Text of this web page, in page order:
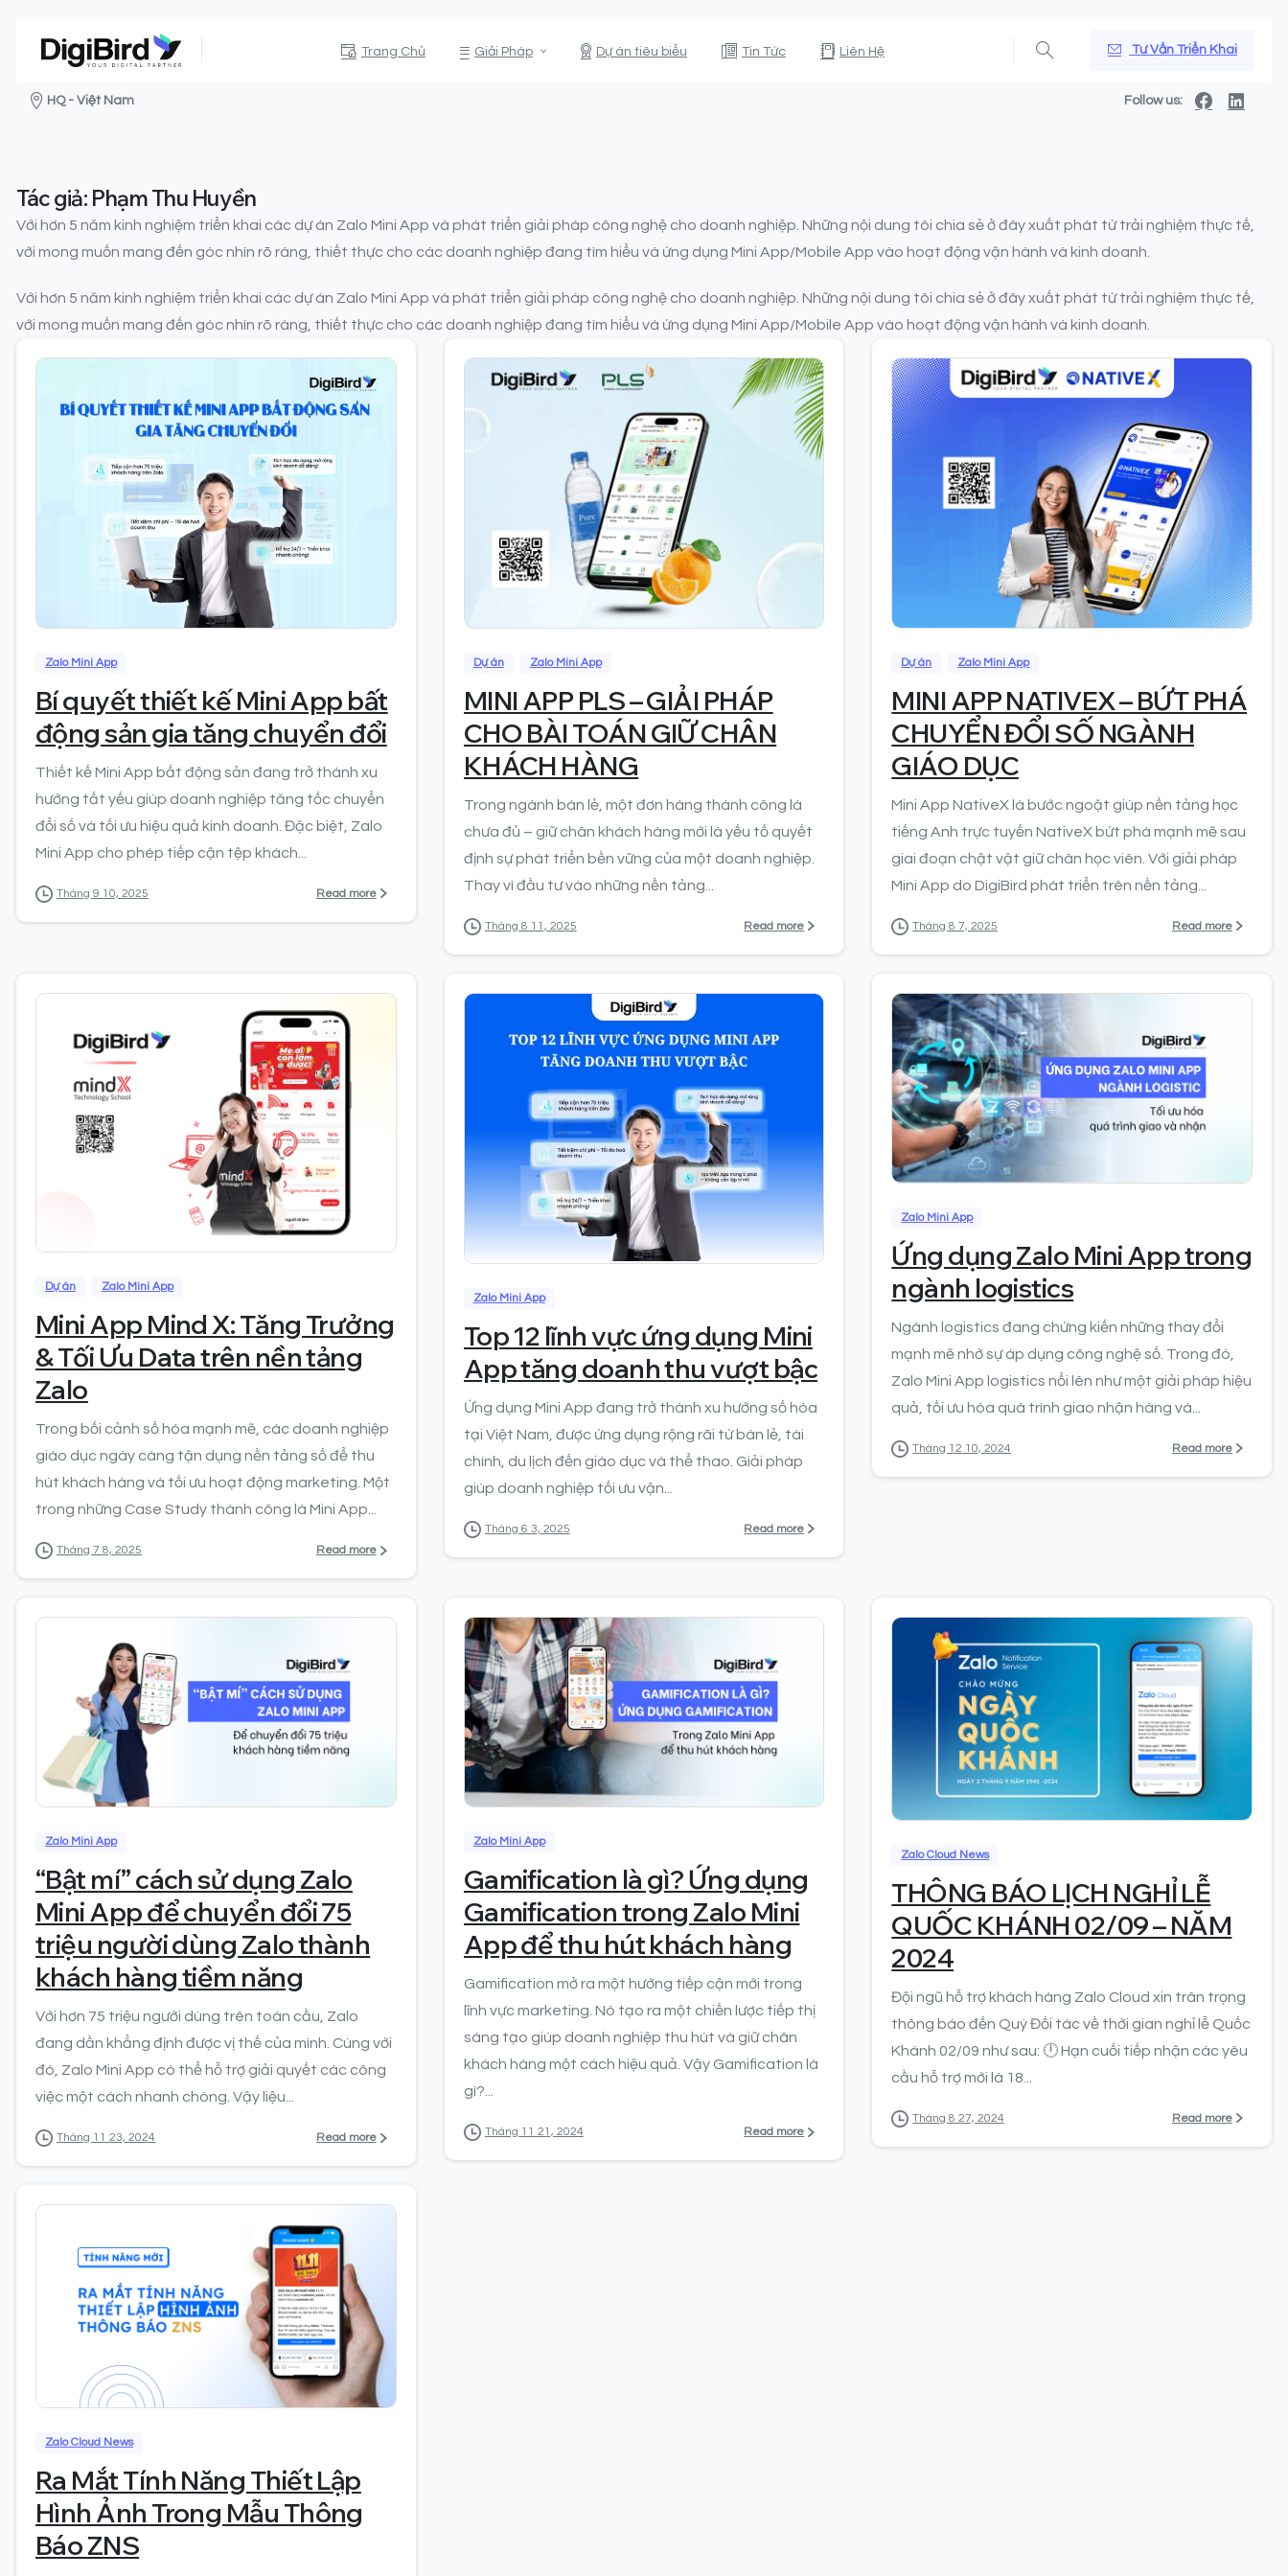
Trang Chủ Giải Pháp Dự án tiêu biểu Tin Tức Liên Hệ Tư Vấn Triển Khai
HQ - Việt Nam Follow us:
Tác giả: Phạm Thu Huyền
Với hơn 5 năm kinh nghiệm triển khai các dự án Zalo Mini App và phát triển giải pháp công nghệ cho doanh nghiệp. Những nội dung tôi chia sẻ ở đây xuất phát từ trải nghiệm thực tế,
với mong muốn mang đến góc nhìn rõ ràng, thiết thực cho các doanh nghiệp đang tìm hiểu và ứng dụng Mini App/Mobile App vào hoạt động vận hành và kinh doanh.
Với hơn 5 năm kinh nghiệm triển khai các dự án Zalo Mini App và phát triển giải pháp công nghệ cho doanh nghiệp. Những nội dung tôi chia sẻ ở đây xuất phát từ trải nghiệm thực tế,
với mong muốn mang đến góc nhìn rõ ràng, thiết thực cho các doanh nghiệp đang tìm hiểu và ứng dụng Mini App/Mobile App vào hoạt động vận hành và kinh doanh.
Zalo Mini App
Bí quyết thiết kế Mini App bất
động sản gia tăng chuyển đổi
Thiết kế Mini App bất động sản đang trở thành xu
hướng tất yếu giúp doanh nghiệp tăng tốc chuyển
đổi số và tối ưu hiệu quả kinh doanh. Đặc biệt, Zalo
Mini App cho phép tiếp cận tệp khách...
Tháng 9 10, 2025 Read more
Dự án Zalo Mini App
MINI APP PLS – GIẢI PHÁP
CHO BÀI TOÁN GIỮ CHÂN
KHÁCH HÀNG
Trong ngành bán lẻ, một đơn hàng thành công là
chưa đủ – giữ chân khách hàng mới là yếu tố quyết
định sự phát triển bền vững của một doanh nghiệp.
Thay vì đầu tư vào những nền tảng...
Tháng 8 11, 2025 Read more
0
Dự án Zalo Mini App
MINI APP NATIVEX – BỨT PHÁ
CHUYỂN ĐỔI SỐ NGÀNH
GIÁO DỤC
Mini App NativeX là bước ngoặt giúp nền tảng học
tiếng Anh trực tuyến NativeX bứt phá mạnh mẽ sau
giai đoạn chật vật giữ chân học viên. Với giải pháp
Mini App do DigiBird phát triển trên nền tảng...
Tháng 8 7, 2025 Read more
Dự án Zalo Mini App
Mini App Mind X: Tăng Trưởng
& Tối Ưu Data trên nền tảng
Zalo
Trong bối cảnh số hóa mạnh mẽ, các doanh nghiệp
giáo dục ngày càng tận dụng nền tảng số để thu
hút khách hàng và tối ưu hoạt động marketing. Một
trong những Case Study thành công là Mini App...
Tháng 7 8, 2025 Read more
Zalo Mini App
Top 12 lĩnh vực ứng dụng Mini
App tăng doanh thu vượt bậc
Ứng dụng Mini App đang trở thành xu hướng số hóa
tại Việt Nam, được ứng dụng rộng rãi từ bán lẻ, tài
chính, du lịch đến giáo dục và thể thao. Giải pháp
giúp doanh nghiệp tối ưu vận...
Tháng 6 3, 2025 Read more
Zalo Mini App
Ứng dụng Zalo Mini App trong
ngành logistics
Ngành logistics đang chứng kiến những thay đổi
mạnh mẽ nhờ sự áp dụng công nghệ số. Trong đó,
Zalo Mini App logistics nổi lên như một giải pháp hiệu
quả, tối ưu hóa quá trình giao nhận hàng và...
Tháng 12 10, 2024 Read more
Zalo Mini App
“Bật mí” cách sử dụng Zalo
Mini App để chuyển đổi 75
triệu người dùng Zalo thành
khách hàng tiềm năng
Với hơn 75 triệu người dùng trên toàn cầu, Zalo
đang dần khẳng định được vị thế của mình. Cùng với
đó, Zalo Mini App có thể hỗ trợ giải quyết các công
việc một cách nhanh chóng. Vậy liệu...
Tháng 11 23, 2024 Read more
Zalo Mini App
Gamification là gì? Ứng dụng
Gamification trong Zalo Mini
App để thu hút khách hàng
Gamification mở ra một hướng tiếp cận mới trong
lĩnh vực marketing. Nó tạo ra một chiến lược tiếp thị
sáng tạo giúp doanh nghiệp thu hút và giữ chân
khách hàng một cách hiệu quả. Vậy Gamification là
gì?...
Tháng 11 21, 2024 Read more
Zalo Cloud News
THÔNG BÁO LỊCH NGHỈ LỄ
QUỐC KHÁNH 02/09 – NĂM
2024
Đội ngũ hỗ trợ khách hàng Zalo Cloud xin trân trọng
thông báo đến Quý Đối tác về thời gian nghỉ lễ Quốc
Khánh 02/09 như sau: 🕛 Hạn cuối tiếp nhận các yêu
cầu hỗ trợ mới là 18...
Tháng 8 27, 2024 Read more
Zalo Cloud News
Ra Mắt Tính Năng Thiết Lập
Hình Ảnh Trong Mẫu Thông
Báo ZNS